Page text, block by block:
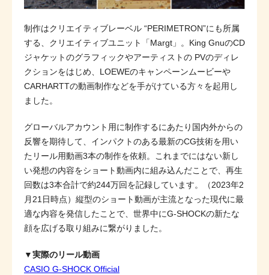
制作はクリエイティブレーベル “PERIMETRON”にも所属
する、クリエイティブユニット「Margt」。King GnuのCD
ジャケットのグラフィックやアーティストの PVのディレ
クションをはじめ、LOEWEのキャンペーンムービーや
CARHARTTの動画制作などを手がけている方々を起用し
ました。
グローバルアカウント用に制作するにあたり国内外からの
反響を期待して、インパクトのある最新のCG技術を用い
たリール用動画3本の制作を依頼。これまでにはない新し
い発想の内容をショート動画内に組み込んだことで、再生
回数は3本合計で約244万回を記録しています。（2023年2
月21日時点）縦型のショート動画が主流となった現代に最
適な内容を発信したことで、世界中にG-SHOCKの新たな
顔を広げる取り組みに繋がりました。
▼実際のリール動画
CASIO G-SHOCK Official